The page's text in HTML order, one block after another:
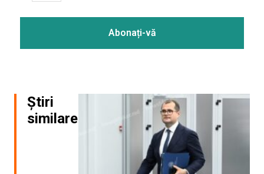
Știri
similare